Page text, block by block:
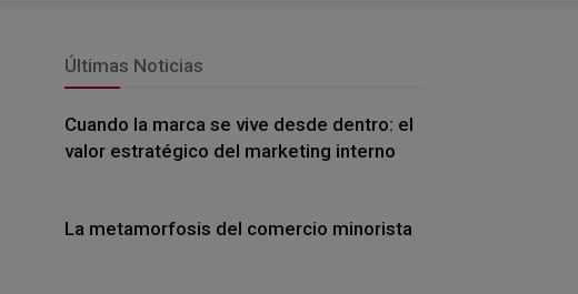
Últimas Noticias
Cuando la marca se vive desde dentro: el
valor estratégico del marketing interno
La metamorfosis del comercio minorista